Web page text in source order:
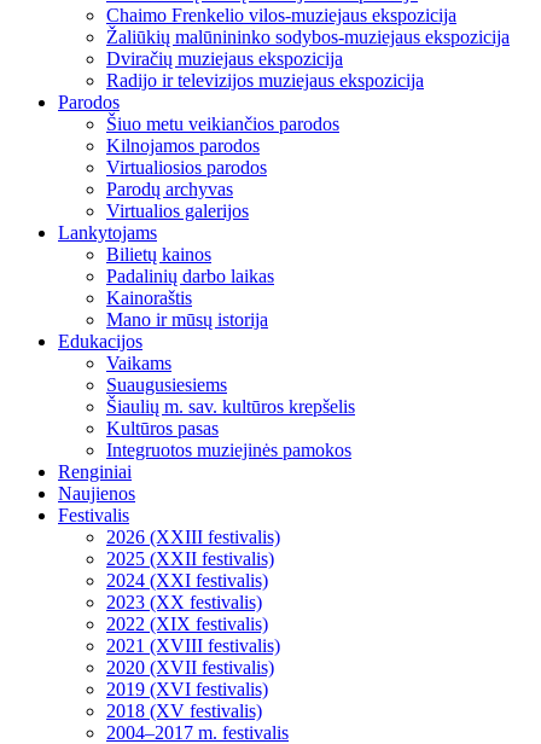
Chaimo Frenkelio vilos-muziejaus ekspozicija
Žaliūkių malūnininko sodybos-muziejaus ekspozicija
Dviračių muziejaus ekspozicija
Radijo ir televizijos muziejaus ekspozicija
Parodos
Šiuo metu veikiančios parodos
Kilnojamos parodos
Virtualiosios parodos
Parodų archyvas
Virtualios galerijos
Lankytojams
Bilietų kainos
Padalinių darbo laikas
Kainoraštis
Mano ir mūsų istorija
Edukacijos
Vaikams
Suaugusiesiems
Šiaulių m. sav. kultūros krepšelis
Kultūros pasas
Integruotos muziejinės pamokos
Renginiai
Naujienos
Festivalis
2026 (XXIII festivalis)
2025 (XXII festivalis)
2024 (XXI festivalis)
2023 (XX festivalis)
2022 (XIX festivalis)
2021 (XVIII festivalis)
2020 (XVII festivalis)
2019 (XVI festivalis)
2018 (XV festivalis)
2004–2017 m. festivalis